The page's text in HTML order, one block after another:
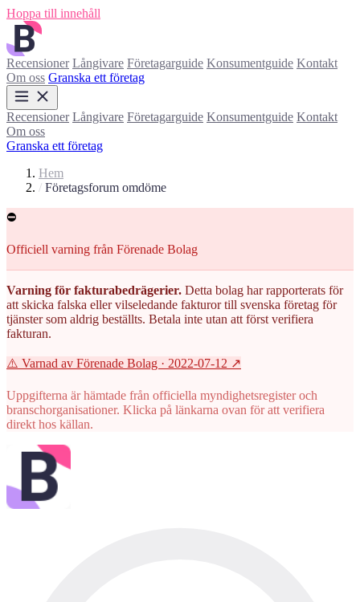
Hoppa till innehåll
Recensioner Långivare Företagarguide Konsumentguide Kontakt
Om oss Granska ett företag
Recensioner Långivare Företagarguide Konsumentguide Kontakt
Om oss
Granska ett företag
Hem
/ Företagsforum omdöme
⛔
Officiell varning från Förenade Bolag
Varning för fakturabedrägerier. Detta bolag har rapporterats för
att skicka falska eller vilseledande fakturor till svenska företag för
tjänster som aldrig beställts. Betala inte utan att först verifiera
fakturan.
⚠️ Varnad av Förenade Bolag · 2022-07-12 ↗
Uppgifterna är hämtade från officiella myndighetsregister och
branschorganisationer. Klicka på länkarna ovan för att verifiera
direkt hos källan.